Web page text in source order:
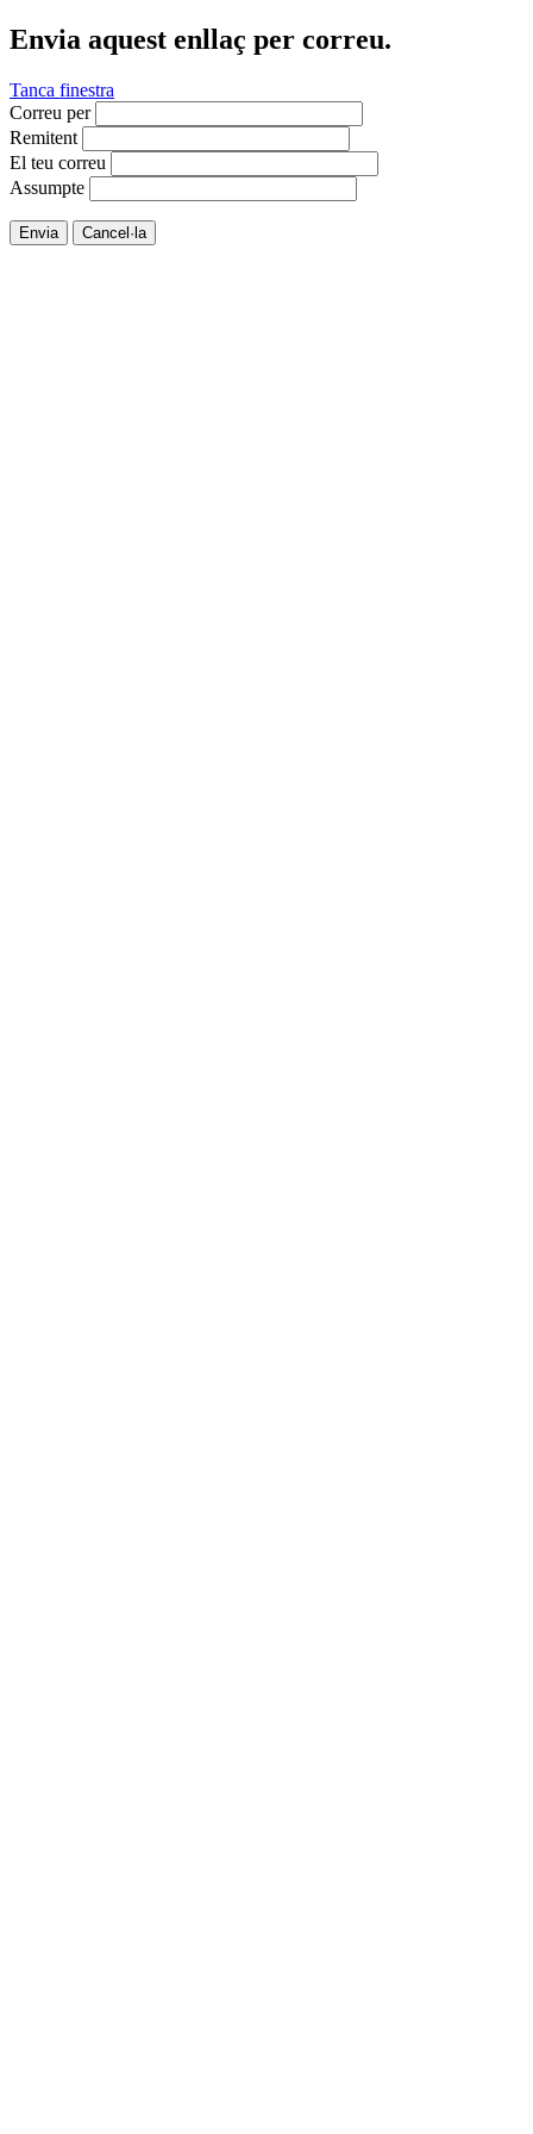
Envia aquest enllaç per correu.
Tanca finestra
Correu per
Remitent
El teu correu
Assumpte
Envia Cancel·la